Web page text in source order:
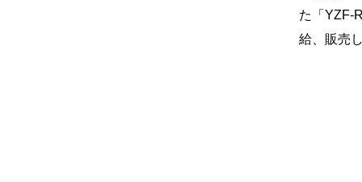
た「YZF-
給、販売